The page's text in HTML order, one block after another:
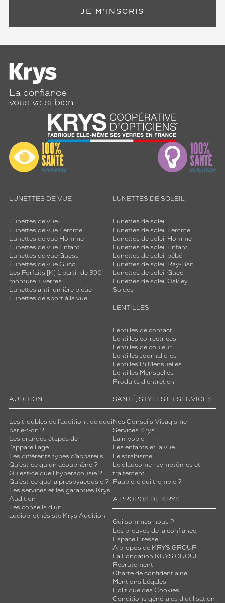
JE M'INSCRIS
La confiance
vous va si bien
LUNETTES DE VUE
Lunettes de vue
Lunettes de vue Femme
Lunettes de vue Homme
Lunettes de vue Enfant
Lunettes de vue Guess
Lunettes de vue Gucci
Les Forfaits [K] à partir de 39€ -
monture + verres
Lunettes anti-lumière bleue
Lunettes de sport à la vue
LUNETTES DE SOLEIL
Lunettes de soleil
Lunettes de soleil Femme
Lunettes de soleil Homme
Lunettes de soleil Enfant
Lunettes de soleil bébé
Lunettes de soleil Ray-Ban
Lunettes de soleil Gucci
Lunettes de soleil Oakley
Soldes
LENTILLES
Lentilles de contact
Lentilles correctrices
Lentilles de couleur
Lentilles Journalières
Lentilles Bi Mensuelles
Lentilles Mensuelles
Produits d'entretien
AUDITION
Les troubles de l’audition : de quoi
parle-t-on ?
Les grandes étapes de
l'appareillage
Les différents types d’appareils
Qu’est-ce qu'un acouphène ?
Qu'est-ce que l'hyperacousie ?
Qu’est-ce que la presbyacousie ?
Les services et les garanties Krys
Audition
Les conseils d'un
audioprothésiste Krys Audition
SANTÉ, STYLES ET SERVICES
Nos Conseils Visagisme
Services Krys
La myopie
Les enfants et la vue
Le strabisme
Le glaucome : symptômes et
traitement
Paupière qui tremble ?
A PROPOS DE KRYS
Qui sommes-nous ?
Les preuves de la confiance
Espace Presse
A propos de KRYS GROUP
La Fondation KRYS GROUP
Recrutement
Charte de confidentialité
Mentions Légales
Politique des Cookies
Conditions générales d'utilisation